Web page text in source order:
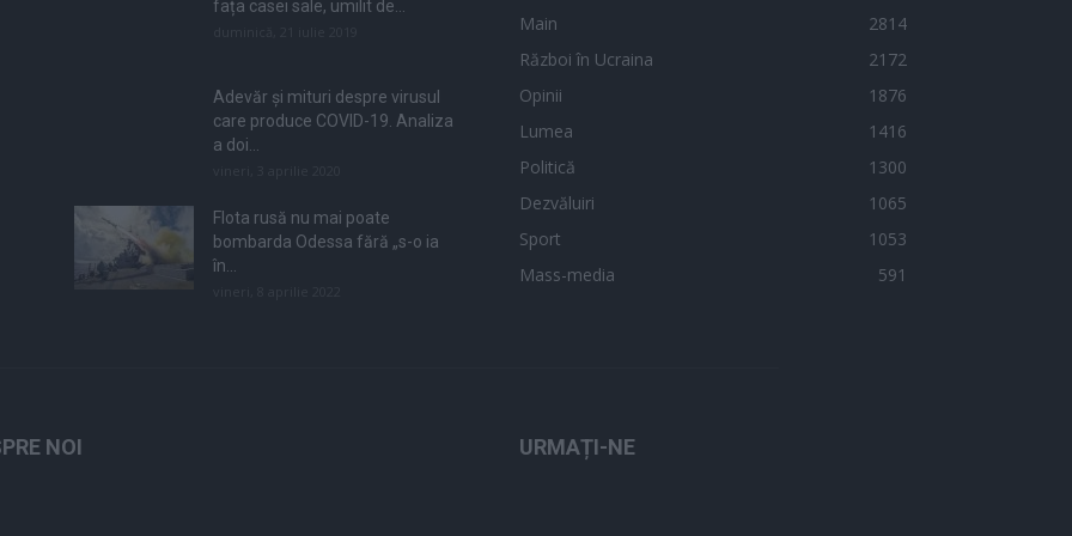
fața casei sale, umilit de...
Adevăr și mituri despre virusul
care produce COVID-19. Analiza
a doi...
Flota rusă nu mai poate
bombarda Odessa fără „s-o ia
în...
Main
2814
Război în Ucraina
2172
Opinii
1876
Lumea
1416
Politică
1300
Dezvăluiri
1065
Sport
1053
Mass-media
591
NOI URMAȚI-NE